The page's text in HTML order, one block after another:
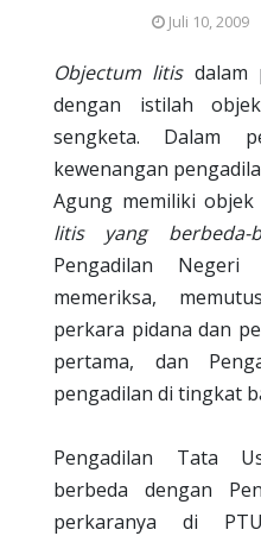
Juli 10, 2009
Objectum litisdalam
dengan istilah
sengketa. Dalam
kewenangan
Agung memiliki
litis yang berbeda-
Pengadilan Negeri
memeriksa,
perkara pidana dan
pertama, dan
pengadilan di tingkat
Pengadilan Tata
berbeda dengan
perkaranya di